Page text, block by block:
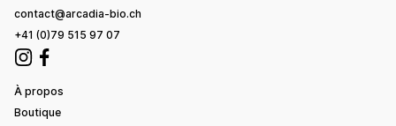
contact@arcadia-bio.ch
+41 (0)79 515 97 07
À propos
Boutique